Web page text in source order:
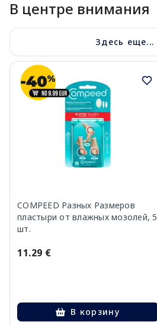
В центре внимания
Здесь еще...
COMPEED Разных Размеров
пластыри от влажных мозолей, 5
шт.
11.29 €
В корзину